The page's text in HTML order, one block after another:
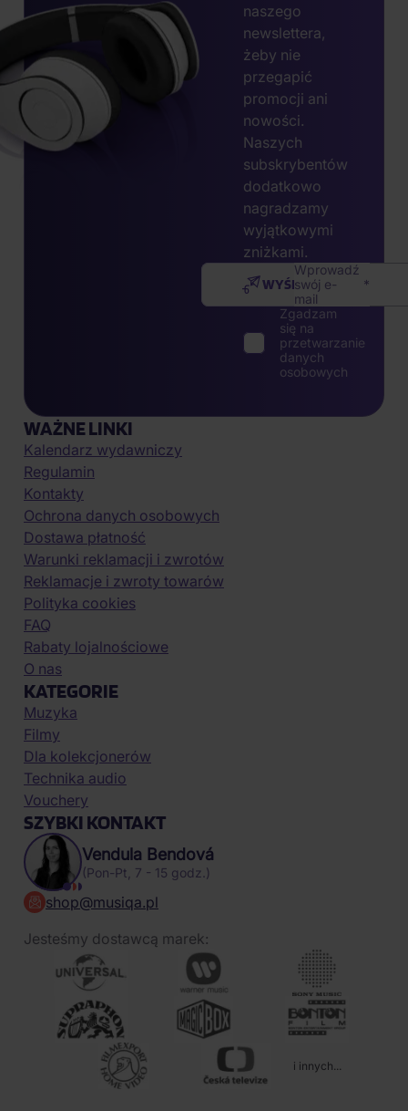
naszego
newslettera,
żeby nie
przegapić
promocji ani
nowości.
Naszych
subskrybentów
dodatkowo
nagradzamy
wyjątkowymi
zniżkami.
Wprowadź
swój e-
mail
WYŚLIJ
Zgadzam
się na
przetwarzanie
danych
osobowych
WAŻNE LINKI
Kalendarz wydawniczy
Regulamin
Kontakty
Ochrona danych osobowych
Dostawa płatność
Warunki reklamacji i zwrotów
Reklamacje i zwroty towarów
Polityka cookies
FAQ
Rabaty lojalnościowe
O nas
KATEGORIE
Muzyka
Filmy
Dla kolekcjonerów
Technika audio
Vouchery
SZYBKI KONTAKT
Vendula Bendová
(Pon-Pt, 7 - 15 godz.)
shop@musiqa.pl
Jesteśmy dostawcą marek:
i innych...